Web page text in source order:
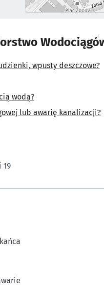
wpusty deszczowe?
wodą?
lub awarię kanalizacji?
19